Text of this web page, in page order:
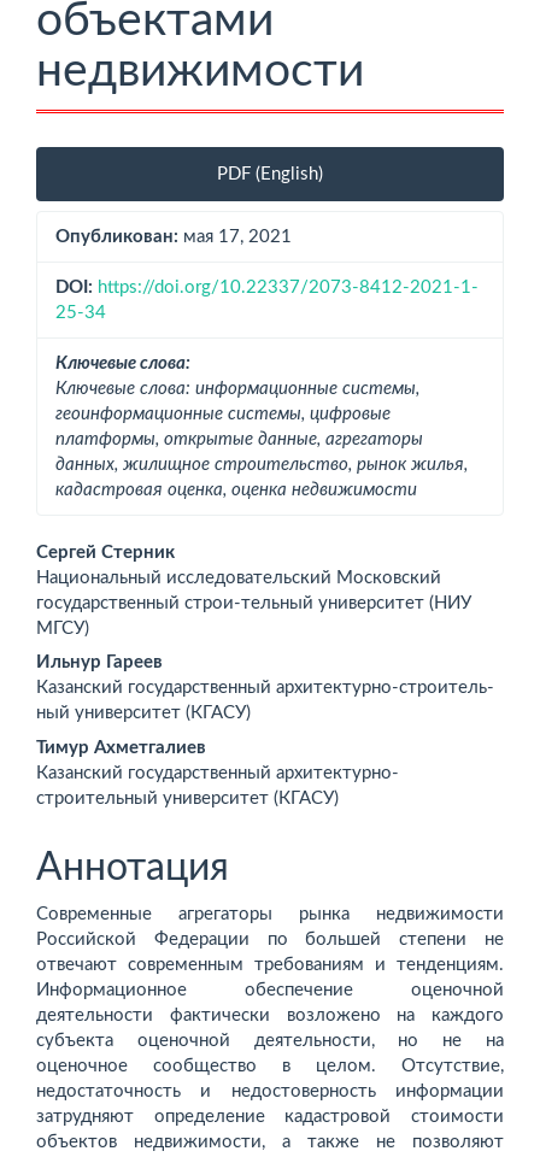
объектами
недвижимости
Боковая
панель
статьи
PDF (English)
Опубликован: мая 17, 2021
DOI: https://doi.org/10.22337/2073-8412-2021-1-
25-34
Ключевые слова:
Ключевые слова: информационные системы,
геоинформационные системы, цифровые
платформы, открытые данные, агрегаторы
данных, жилищное строительство, рынок жилья,
кадастровая оценка, оценка недвижимости
Основное
содержимое
статьи
Сергей Стерник
Национальный исследовательский Московский
государственный строи-тельный университет (НИУ
МГСУ)
Ильнур Гареев
Казанский государственный архитектурно-строитель-
ный университет (КГАСУ)
Тимур Ахметгалиев
Казанский государственный архитектурно-
строительный университет (КГАСУ)
Аннотация
Современные агрегаторы рынка недвижимости
Российской Федерации по большей степени не
отвечают современным требованиям и тенденциям.
Информационное обеспечение оценочной
деятельности фактически возложено на каждого
субъекта оценочной деятельности, но не на
оценочное сообщество в целом. Отсутствие,
недостаточность и недостоверность информации
затрудняют определение кадастровой стоимости
объектов недвижимости, а также не позволяют